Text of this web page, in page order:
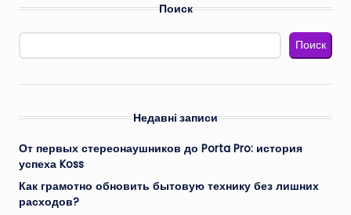
Поиск
Поиск
Недавні записи
От первых стереонаушников до Porta Pro: история
успеха Koss
Как грамотно обновить бытовую технику без лишних
расходов?